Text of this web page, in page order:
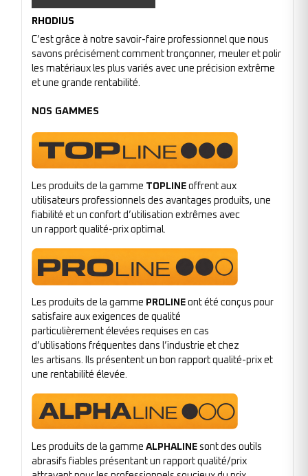
RHODIUS
C’est grâce à notre savoir-faire professionnel que nous
savons précisément comment tronçonner, meuler et polir
les matériaux les plus variés avec une précision extrême
et une grande rentabilité.
NOS GAMMES
Les produits de la gamme TOPLINE offrent aux
utilisateurs professionnels des avantages produits, une
fiabilité et un confort d’utilisation extrêmes avec
un rapport qualité-prix optimal.
Les produits de la gamme PROLINE ont été conçus pour
satisfaire aux exigences de qualité
particulièrement élevées requises en cas
d’utilisations fréquentes dans l’industrie et chez
les artisans. Ils présentent un bon rapport qualité-prix et
une rentabilité élevée.
Les produits de la gamme ALPHALINE sont des outils
abrasifs fiables présentant un rapport qualité/prix